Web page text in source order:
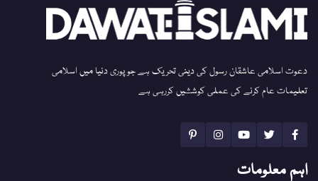
دعوت اسلامی عاشقان رسول کی دینی تحریک ہے جو پوری دنیا میں اسلامی
تعلیمات عام کرنے کی عملی کوششیں کررہی ہے
اہم معلومات